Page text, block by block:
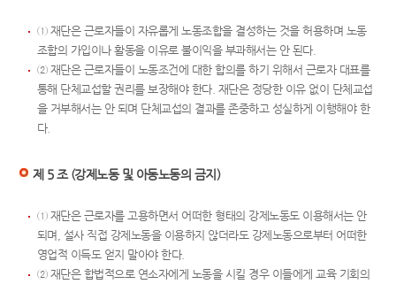
① 재단은 근로자들이 자유롭게 노동조합을 결성하는 것을 허용하며 노동
조합의 가입이나 활동을 이유로 불이익을 부과해서는 안 된다.
② 재단은 근로자들이 노동조건에 대한 합의를 하기 위해서 근로자 대표를
통해 단체교섭할 권리를 보장해야 한다. 재단은 정당한 이유 없이 단체교섭
을 거부해서는 안 되며 단체교섭의 결과를 존중하고 성실하게 이행해야 한
다.
제 5 조 (강제노동 및 아동노동의 금지)
① 재단은 근로자를 고용하면서 어떠한 형태의 강제노동도 이용해서는 안
되며, 설사 직접 강제노동을 이용하지 않더라도 강제노동으로부터 어떠한
영업적 이득도 얻지 말아야 한다.
② 재단은 합법적으로 연소자에게 노동을 시킬 경우 이들에게 교육 기회의